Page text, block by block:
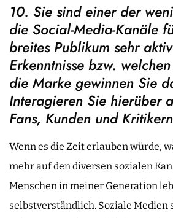
10. Sie sind einer der
die Social-Media-Kanäle
breites Publikum sehr
Erkenntnisse bzw.
die Marke gewinnen Sie
Interagieren Sie hierüber
Fans, Kunden und
Wenn es die Zeit erlauben würde,
mehr auf den diversen sozialen
Menschen in meiner Generation
selbstverständlich. Soziale Medien